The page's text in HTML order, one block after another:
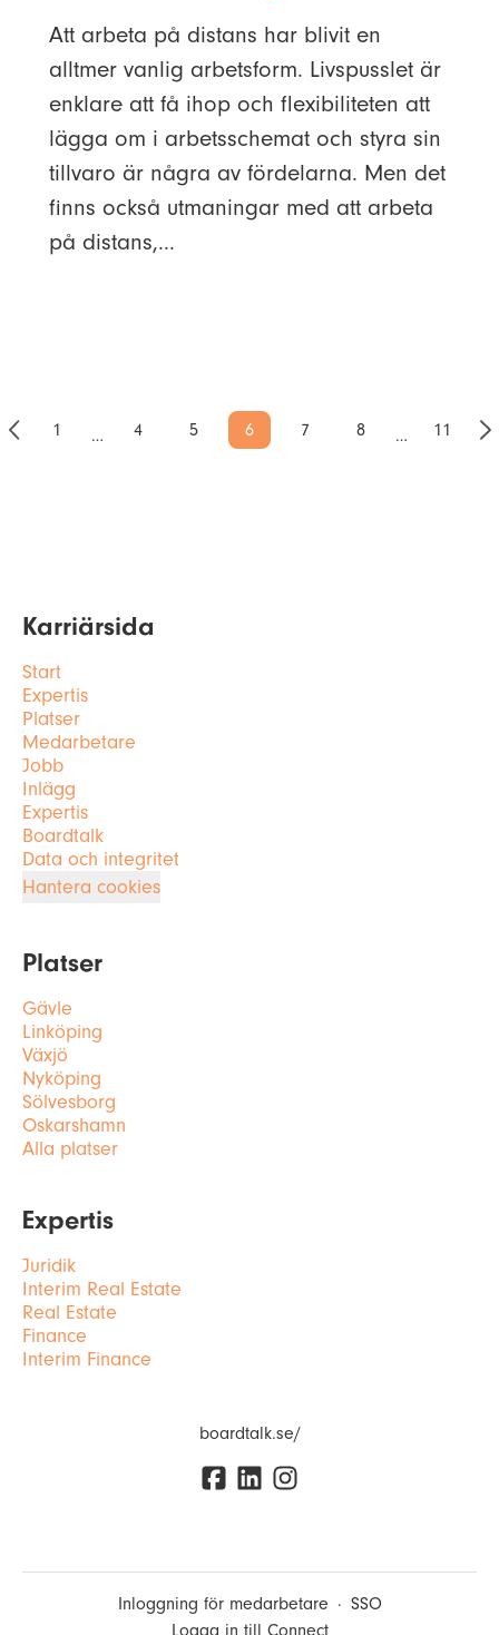
Att arbeta på distans har blivit en
alltmer vanlig arbetsform. Livspusslet är
enklare att få ihop och flexibiliteten att
lägga om i arbetsschemat och styra sin
tillvaro är några av fördelarna. Men det
finns också utmaningar med att arbeta
på distans,...
1 … 4 5 6 7 8 … 11
Karriärsida
Start
Expertis
Platser
Medarbetare
Jobb
Inlägg
Expertis
Boardtalk
Data och integritet
Hantera cookies
Platser
Gävle
Linköping
Växjö
Nyköping
Sölvesborg
Oskarshamn
Alla platser
Expertis
Juridik
Interim Real Estate
Real Estate
Finance
Interim Finance
boardtalk.se/
Inloggning för medarbetare · SSO
Logga in till Connect